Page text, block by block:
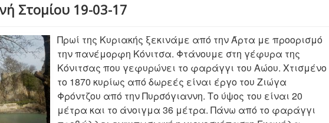
Στομίου 19-03-17
Πρωί της Κυριακής ξεκινάμε από την Άρτα με προορισμό
την πανέμορφη Κόνιτσα. Φτάνουμε στη γέφυρα της
Κόνιτσας που γεφυρώνει το φαράγγι του Αώου. Χτισμένο
το 1870 κυρίως από δωρεές είναι έργο του Ζιώγα
Φρόντζου από την Πυρσόγιαννη. Το ύψος του είναι 20
μέτρα και το άνοιγμα 36 μέτρα. Πάνω από το φαράγγι